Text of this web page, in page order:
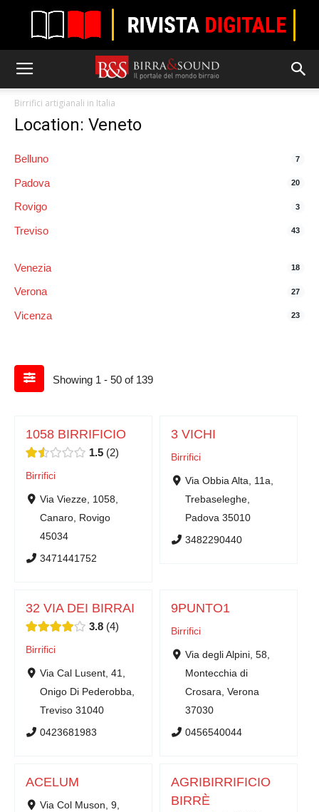
Birrifici artigianali in Italia
Location: Veneto
Belluno 7
Padova 20
Rovigo 3
Treviso 43
Venezia 18
Verona 27
Vicenza 23
Showing 1 - 50 of 139
1058 BIRRIFICIO
1.5 2
Birrifici
Via Viezze, 1058,
Canaro, Rovigo
45034
3471441752
3 VICHI
Birrifici
Via Obbia Alta, 11a,
Trebaseleghe,
Padova 35010
3482290440
32 VIA DEI BIRRAI
3.8 4
Birrifici
Via Cal Lusent, 41,
Onigo Di Pederobba,
Treviso 31040
0423681983
9PUNTO1
Birrifici
Via degli Alpini, 58,
Montecchia di
Crosara, Verona
37030
0456540044
ACELUM
Via Col Muson, 9,
AGRIBIRRIFICIO
BIRRÈ